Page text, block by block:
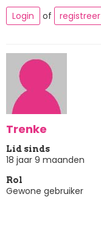
Login of registreer
Trenke
Lid sinds
18 jaar 9 maanden
Rol
Gewone gebruiker